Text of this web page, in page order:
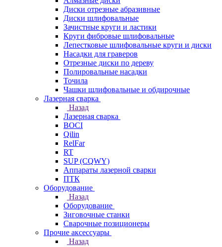
Диски отрезные абразивные
Диски шлифовальные
Зачистные круги и ластики
Круги фибровые шлифовальные
Лепестковые шлифовальные круги и диски
Насадки для граверов
Отрезные диски по дереву
Полировальные насадки
Точила
Чашки шлифовальные и обдирочные
Лазерная сварка
Назад
Лазерная сварка
BOCI
Qilin
RelFar
RT
SUP (CQWY)
Аппараты лазерной сварки
ПТК
Оборудование
Назад
Оборудование
Зиговочные станки
Сварочные позиционеры
Прочие аксессуары
Назад